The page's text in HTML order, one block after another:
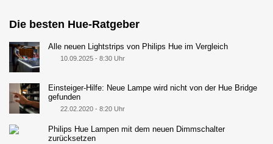
Die besten Hue-Ratgeber
Alle neuen Lightstrips von Philips Hue im Vergleich
10.09.2025 - 8:30 Uhr
Einsteiger-Hilfe: Neue Lampe wird nicht von der Hue Bridge
gefunden
22.02.2020 - 8:20 Uhr
Philips Hue Lampen mit dem neuen Dimmschalter
zurücksetzen